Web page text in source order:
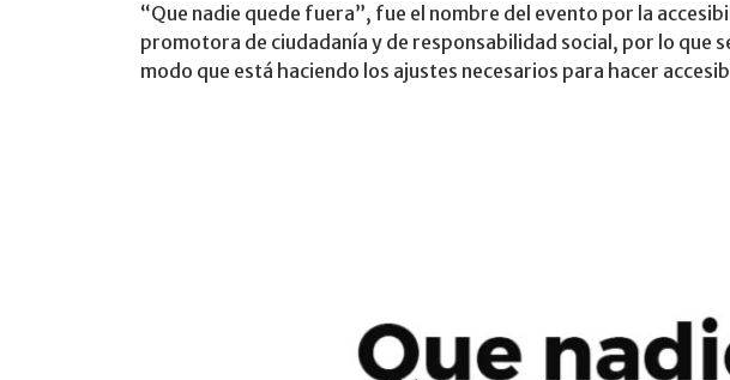
“Que nadie quede fuera”, fue el nombre del evento por la
promotora de ciudadanía y de responsabilidad social, por lo que
modo que está haciendo los ajustes necesarios para hacer